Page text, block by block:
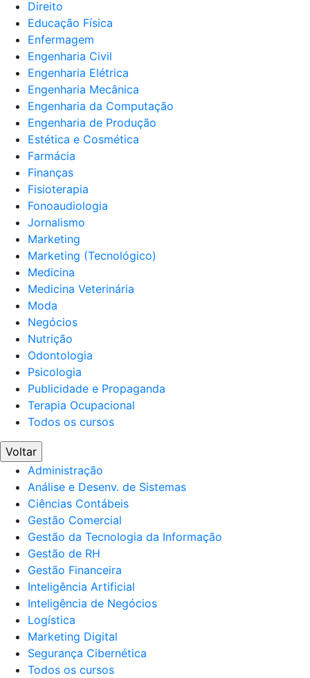
Direito
Educação Física
Enfermagem
Engenharia Civil
Engenharia Elétrica
Engenharia Mecânica
Engenharia da Computação
Engenharia de Produção
Estética e Cosmética
Farmácia
Finanças
Fisioterapia
Fonoaudiologia
Jornalismo
Marketing
Marketing (Tecnológico)
Medicina
Medicina Veterinária
Moda
Negócios
Nutrição
Odontologia
Psicologia
Publicidade e Propaganda
Terapia Ocupacional
Todos os cursos
Voltar
Administração
Análise e Desenv. de Sistemas
Ciências Contábeis
Gestão Comercial
Gestão da Tecnologia da Informação
Gestão de RH
Gestão Financeira
Inteligência Artificial
Inteligência de Negócios
Logística
Marketing Digital
Segurança Cibernética
Todos os cursos